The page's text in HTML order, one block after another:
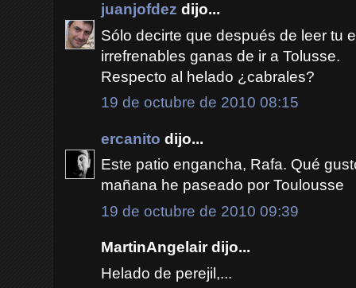
juanjofdez dijo...
Sólo decirte que después de leer tu
irrefrenables ganas de ir a Tolusse.
Respecto al helado ¿cabrales?
19 de octubre de 2010 08:15
ercanito dijo...
Este patio engancha, Rafa. Qué
mañana he paseado por Toulousse
19 de octubre de 2010 09:39
MartinAngelair dijo...
Helado de perejil,...